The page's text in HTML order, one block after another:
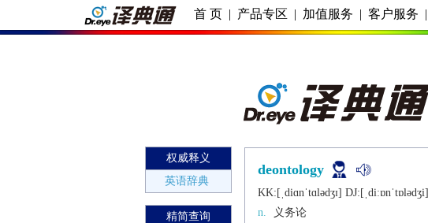
首 页 | 产品专区 | 加值服务 | 客户服务 |
权威释义
英语辞典
精简查询
deontology
KK:[ˌdiɑnˈtɑlǝdʒɪ] DJ:[ˌdiːɒnˈtɒlǝdʒi]
n.
义务论